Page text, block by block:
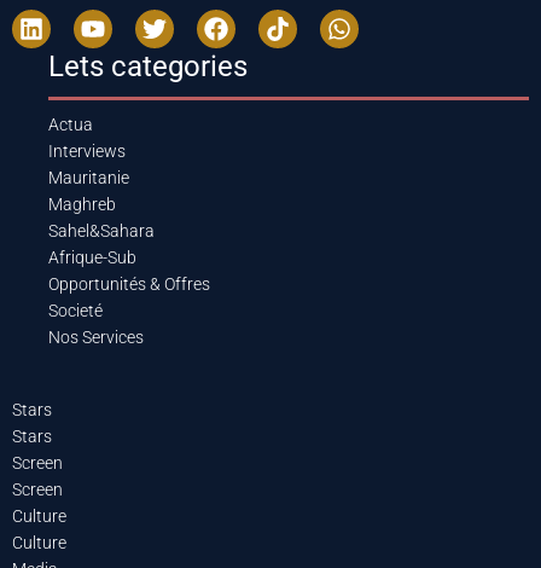
Lets categories
Actua
Interviews
Mauritanie
Maghreb
Sahel&Sahara
Afrique-Sub
Opportunités & Offres
Societé
Nos Services
Stars
Stars
Screen
Screen
Culture
Culture